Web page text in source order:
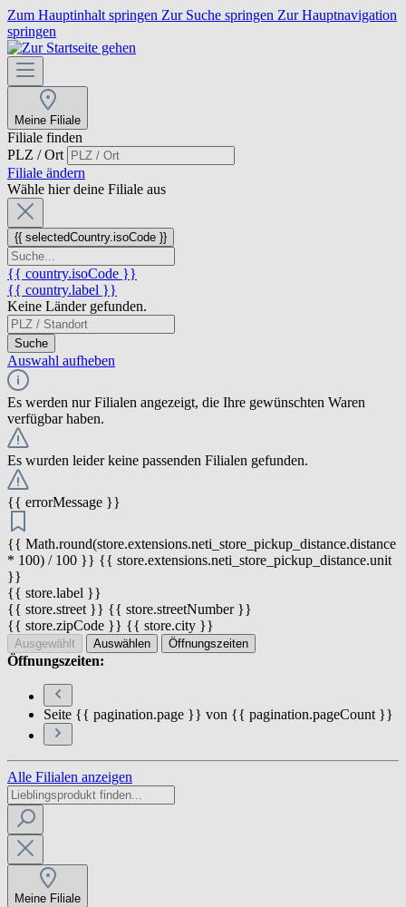
Zum Hauptinhalt springen Zur Suche springen Zur Hauptnavigation
springen
Meine Filiale
Filiale finden
PLZ / Ort
Filiale ändern
Wähle hier deine Filiale aus
{{ selectedCountry.isoCode }}
{{ country.isoCode }}
{{ country.label }}
Keine Länder gefunden.
Suche
Auswahl aufheben
Es werden nur Filialen angezeigt, die Ihre gewünschten Waren
verfügbar haben.
Es wurden leider keine passenden Filialen gefunden.
{{ errorMessage }}
{{ Math.round(store.extensions.neti_store_pickup_distance.distance
* 100) / 100 }} {{ store.extensions.neti_store_pickup_distance.unit
}}
{{ store.label }}
{{ store.street }} {{ store.streetNumber }}
{{ store.zipCode }} {{ store.city }}
Ausgewählt Auswählen Öffnungszeiten
Öffnungszeiten:
Seite {{ pagination.page }} von {{ pagination.pageCount }}
Alle Filialen anzeigen
Meine Filiale